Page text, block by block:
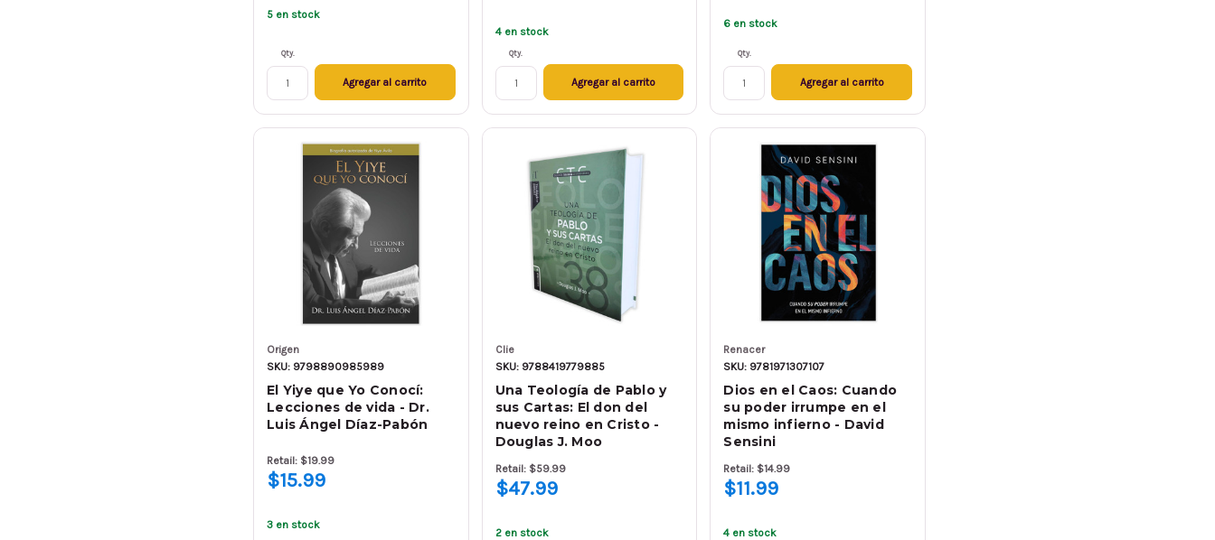
5 en stock
Qty.
Agregar al carrito
4 en stock
Qty.
Agregar al carrito
6 en stock
Qty.
Agregar al carrito
Origen
SKU: 9798890985989
El Yiye que Yo Conocí:
Lecciones de vida - Dr.
Luis Ángel Díaz-Pabón
Retail: $19.99
$15.99
3 en stock
Clie
SKU: 9788419779885
Una Teología de Pablo y
sus Cartas: El don del
nuevo reino en Cristo -
Douglas J. Moo
Retail: $59.99
$47.99
2 en stock
Renacer
SKU: 9781971307107
Dios en el Caos: Cuando
su poder irrumpe en el
mismo infierno - David
Sensini
Retail: $14.99
$11.99
4 en stock